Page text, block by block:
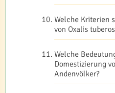
Welche Kriterien
von Oxalis
Welche
Domestizierung
Andenvölker?